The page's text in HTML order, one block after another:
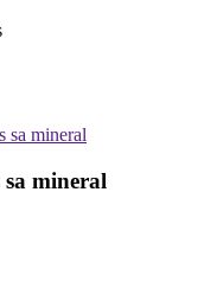
mineral